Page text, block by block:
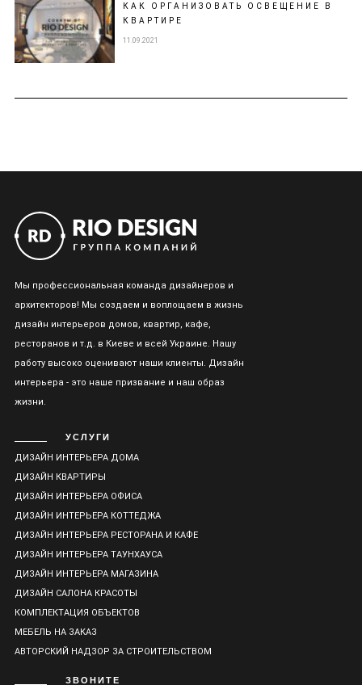
КАК ОРГАНИЗОВАТЬ ОСВЕЩЕНИЕ В
КВАРТИРЕ
11.09.2021
Мы профессиональная команда дизайнеров и
архитекторов! Мы создаем и воплощаем в жизнь
дизайн интерьеров домов, квартир, кафе,
ресторанов и т.д. в Киеве и всей Украине. Нашу
работу высоко оценивают наши клиенты. Дизайн
интерьера - это наше призвание и наш образ
жизни.
УСЛУГИ
ДИЗАЙН ИНТЕРЬЕРА ДОМА
ДИЗАЙН КВАРТИРЫ
ДИЗАЙН ИНТЕРЬЕРА ОФИСА
ДИЗАЙН ИНТЕРЬЕРА КОТТЕДЖА
ДИЗАЙН ИНТЕРЬЕРА РЕСТОРАНА И КАФЕ
ДИЗАЙН ИНТЕРЬЕРА ТАУНХАУСА
ДИЗАЙН ИНТЕРЬЕРА МАГАЗИНА
ДИЗАЙН САЛОНА КРАСОТЫ
КОМПЛЕКТАЦИЯ ОБЪЕКТОВ
МЕБЕЛЬ НА ЗАКАЗ
АВТОРСКИЙ НАДЗОР ЗА СТРОИТЕЛЬСТВОМ
ЗВОНИТЕ